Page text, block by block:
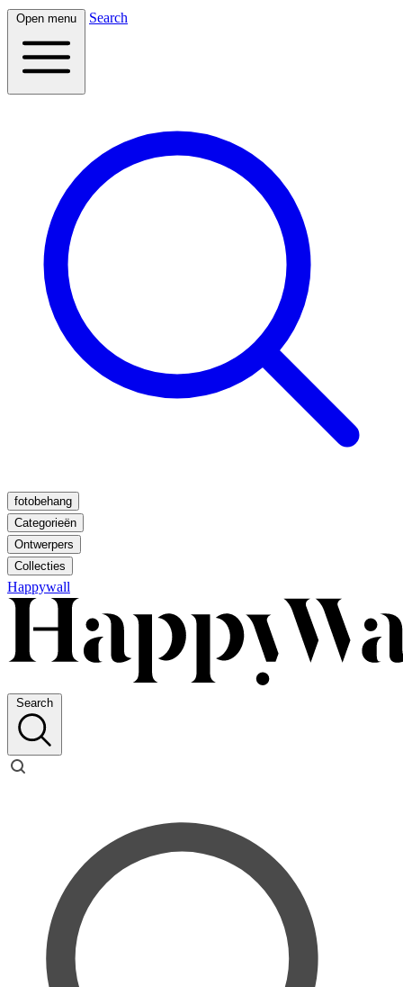
Open menu Search
fotobehang
Categorieën
Ontwerpers
Collecties
Happywall
Search